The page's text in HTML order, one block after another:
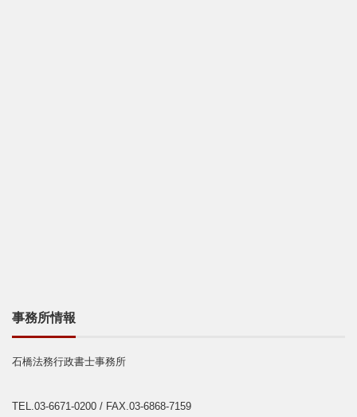
事務所情報
石橋法務行政書士事務所
TEL.03-6671-0200 / FAX.03-6868-7159